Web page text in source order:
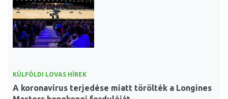
KÜLFÖLDI LOVAS HÍREK
A koronavírus terjedése miatt törölték a Longines